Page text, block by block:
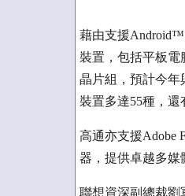
藉由支援Android™
裝置，包括平板電
晶片組，預計今年
裝置多達55種，還
高通亦支援Adobe
器，提供卓越多媒
聯想資深副總裁劉